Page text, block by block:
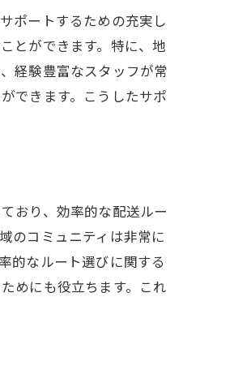
ポートするための充実し
とができます。特に、地
経験豊富なスタッフが常
できます。こうしたサポ
おり、効率的な配送ルー
のコミュニティは非常に
的なルート選びに関する
めにも役立ちます。これ